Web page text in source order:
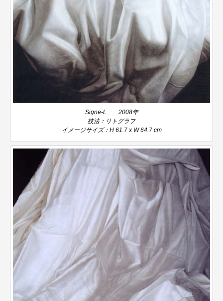
Signe-L 2008年
技法：リトグラフ
イメージサイズ：H 61.7 x W 64.7 cm